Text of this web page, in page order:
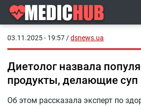
03.11.2025 - 19:57 /dsnews.ua
Диетолог назвала
продукты, делающие
Об этом рассказала эксперт по